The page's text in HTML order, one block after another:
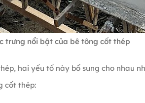
trưng nổi bật của bê tông cốt thép
hai yếu tố này bổ sung cho nhau
cốt thép: